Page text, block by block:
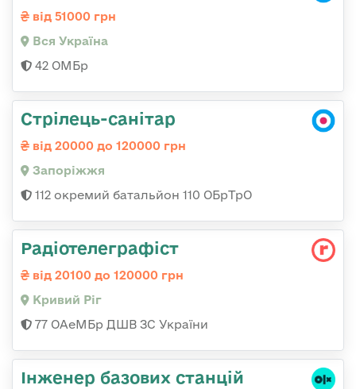
від 51000 грн
Вся Україна
42 ОМБр
Стрілець-санітар
від 20000 до 120000 грн
Запоріжжя
112 окремий батальйон 110 ОБрТрО
Радіотелеграфіст
від 20100 до 120000 грн
Кривий Ріг
77 ОАеМБр ДШВ ЗС України
Інженер базових станцій